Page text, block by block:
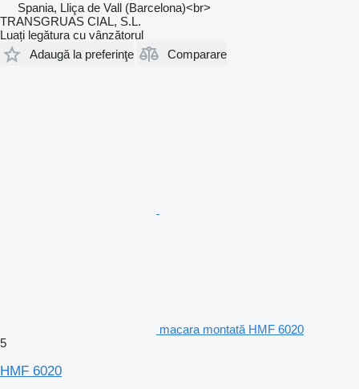
Spania, Lliça de Vall (Barcelona)<br>
TRANSGRUAS CIAL, S.L.
Luați legătura cu vânzătorul
Adaugă la preferinţe
Comparare
macara montată HMF 6020
5
HMF 6020